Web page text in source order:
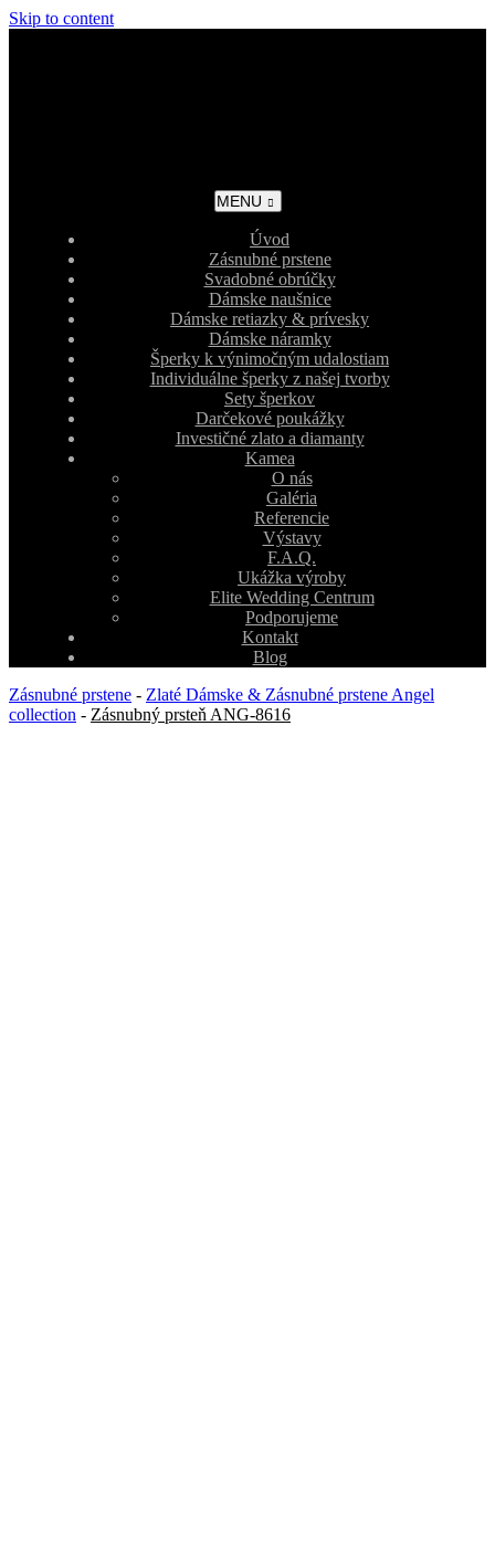
Skip to content
MENU
Úvod
Zásnubné prstene
Svadobné obrúčky
Dámske naušnice
Dámske retiazky & prívesky
Dámske náramky
Šperky k výnimočným udalostiam
Individuálne šperky z našej tvorby
Sety šperkov
Darčekové poukážky
Investičné zlato a diamanty
Kamea
O nás
Galéria
Referencie
Výstavy
F.A.Q.
Ukážka výroby
Elite Wedding Centrum
Podporujeme
Kontakt
Blog
Zásnubné prstene - Zlaté Dámske & Zásnubné prstene Angel
collection - Zásnubný prsteň ANG-8616